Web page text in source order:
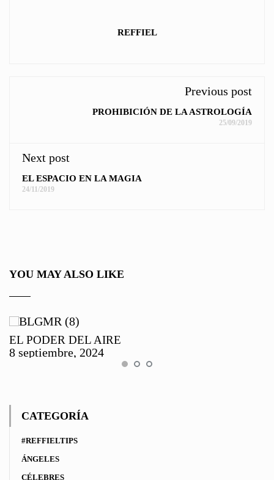
REFFIEL
Previous post
PROHIBICIÓN DE LA ASTROLOGÍA
25/09/2019
Next post
EL ESPACIO EN LA MAGIA
24/11/2019
YOU MAY ALSO LIKE
EL PODER DEL AIRE
8 septiembre, 2024
CATEGORÍA
#REFFIELTIPS
ÁNGELES
CÉLEBRES